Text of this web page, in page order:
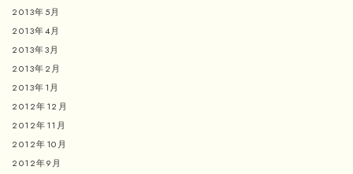
2013年5月
2013年4月
2013年3月
2013年2月
2013年1月
2012年12月
2012年11月
2012年10月
2012年9月